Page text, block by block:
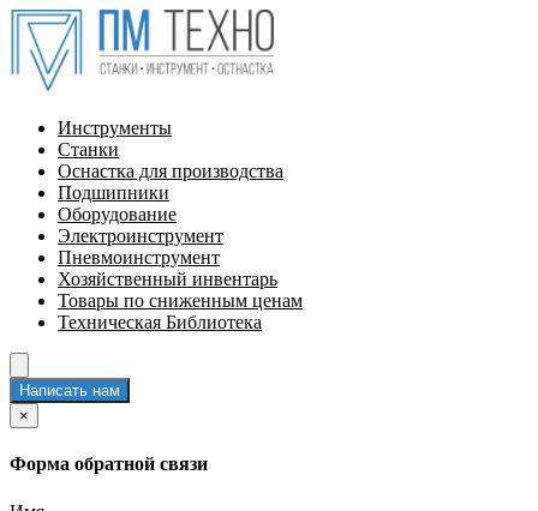
Инструменты
Станки
Оснастка для производства
Подшипники
Оборудование
Электроинструмент
Пневмоинструмент
Хозяйственный инвентарь
Товары по сниженным ценам
Техническая Библиотека
Написать нам
×
Форма обратной связи